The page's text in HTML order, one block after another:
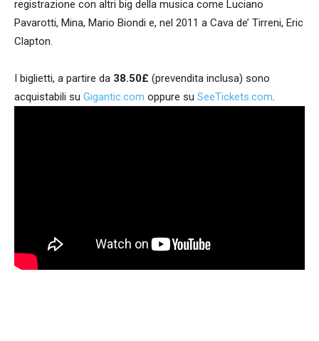
registrazione con altri big della musica come Luciano
Pavarotti, Mina, Mario Biondi e, nel 2011 a Cava de’ Tirreni, Eric
Clapton.
I biglietti, a partire da 38.50£ (prevendita inclusa) sono
acquistabili su Gigantic.com oppure su SeeTickets.com.